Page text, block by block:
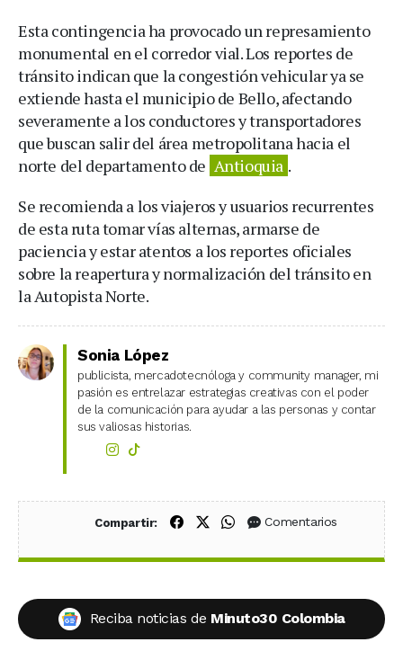
Esta contingencia ha provocado un represamiento
monumental en el corredor vial. Los reportes de
tránsito indican que la congestión vehicular ya se
extiende hasta el municipio de Bello, afectando
severamente a los conductores y transportadores
que buscan salir del área metropolitana hacia el
norte del departamento de Antioquia .
Se recomienda a los viajeros y usuarios recurrentes
de esta ruta tomar vías alternas, armarse de
paciencia y estar atentos a los reportes oficiales
sobre la reapertura y normalización del tránsito en
la Autopista Norte.
Sonia López
publicista, mercadotecnóloga y community manager, mi
pasión es entrelazar estrategias creativas con el poder
de la comunicación para ayudar a las personas y contar
sus valiosas historias.
Compartir: Compartir en Facebook
Compartir en X (Twitter)
Compartir en WhatsApp
Comentarios
Reciba noticias de Minuto30 Colombia